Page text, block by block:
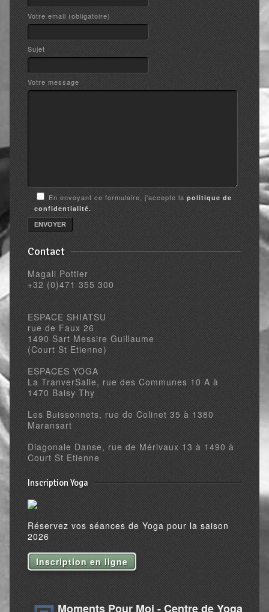
Votre email (obligatoire)
Sujet
Votre message
En envoyant ce formulaire, j'accepte la politique de
confidentialité.
Contact
Magali Pottier
+32 (0)471 355 300
ESPACE SHIATSU
rue de Faux 26
1490 Sart Messire Guillaume
(Court St Etienne)
ESPACES YOGA
La TranverSalle, rue des Communes 10 A à
1470 Baisy Thy
Les Buissonnets, rue de Colinet 35 à 1380
Maransart
Diagonale Danse, rue de Mérivaux 13 à 1490 à
Court St Etienne
Inscription Yoga
Réservez vos séances de Yoga pour la saison
2026
Inscription en ligne
Moments Pour Moi - Centre de Yoga